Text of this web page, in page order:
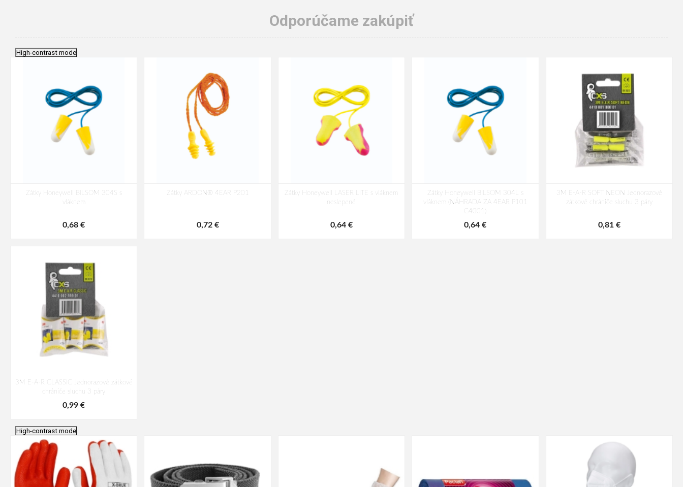
Odporúčame zakúpiť
High-contrast mode
Zátky Honeywell BILSOM 304S s
vláknem
0,68 €
Zátky ARDON® 4EAR P201
0,72 €
Zátky Honeywell LASER LITE s vláknem
neslepené
0,64 €
Zátky Honeywell BILSOM 304L s
vláknem (NÁHRADA ZA 4EAR P101
C4001)
0,64 €
3M E-A-R SOFT NEON Jednorazové
zátkové chrániče sluchu 3 páry
0,81 €
3M E-A-R CLASSIC Jednorazové zátkové
chrániče sluchu 3 páry
0,99 €
High-contrast mode